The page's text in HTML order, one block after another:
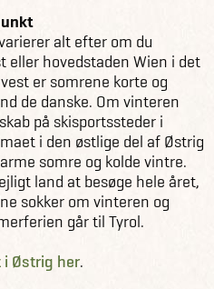
alt efter om du
eller hovedstaden Wien i det
er somrene korte og
de danske. Om vinteren
på skisportssteder i
i den østlige del af Østrig
somre og kolde vintre.
land at besøge hele året,
sokker om vinteren og
går til Tyrol.
i Østrig her.